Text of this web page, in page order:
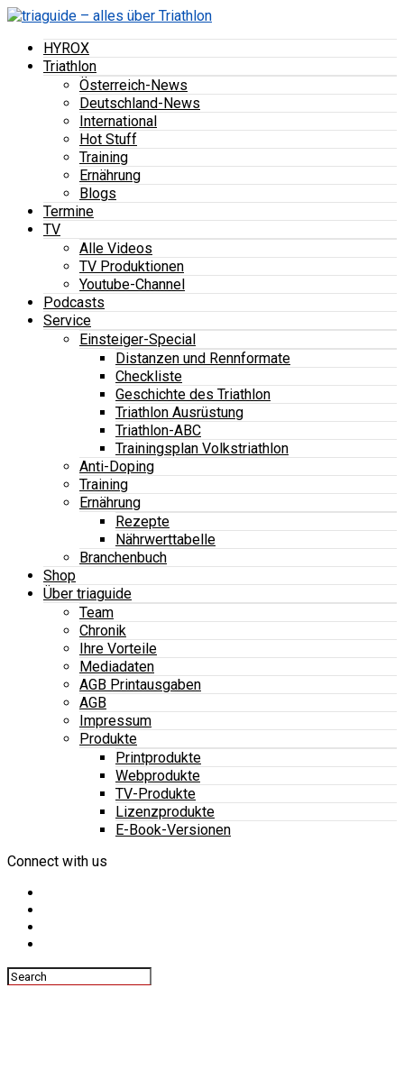
HYROX
Triathlon
Österreich-News
Deutschland-News
International
Hot Stuff
Training
Ernährung
Blogs
Termine
TV
Alle Videos
TV Produktionen
Youtube-Channel
Podcasts
Service
Einsteiger-Special
Distanzen und Rennformate
Checkliste
Geschichte des Triathlon
Triathlon Ausrüstung
Triathlon-ABC
Trainingsplan Volkstriathlon
Anti-Doping
Training
Ernährung
Rezepte
Nährwerttabelle
Branchenbuch
Shop
Über triaguide
Team
Chronik
Ihre Vorteile
Mediadaten
AGB Printausgaben
AGB
Impressum
Produkte
Printprodukte
Webprodukte
TV-Produkte
Lizenzprodukte
E-Book-Versionen
Connect with us